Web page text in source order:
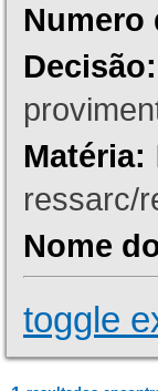
Numero
Decisão:
Matéria:
ressarc/
Nome
toggle